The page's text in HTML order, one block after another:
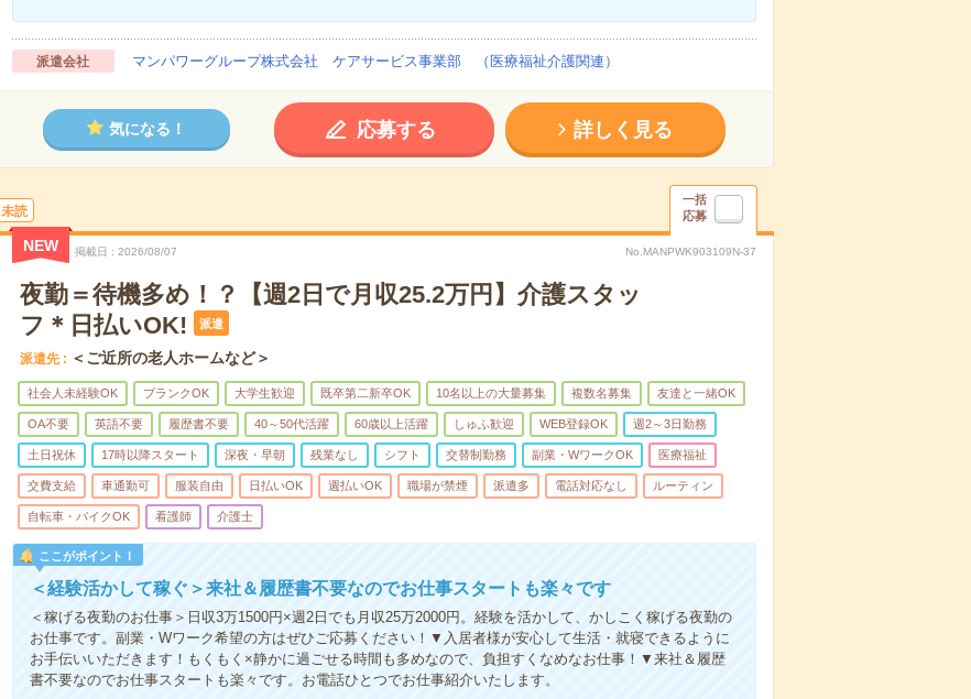
派遣会社 マンパワーグループ株式会社 ケアサービス事業部 （医療福祉介護関連）
気になる！ 応募する 詳しく見る
未読
一括
応募
NEW 掲載日 2026/08/07 No.MANPWK903109N-37
夜勤＝待機多め！？【週2日で月収25.2万円】介護スタッ
フ＊日払いOK!
派遣
派遣先 ＜ご近所の老人ホームなど＞
社会人未経験OK ブランクOK 大学生歓迎 既卒第二新卒OK 10名以上の大量募集 複数名募集 友達と一緒OK
OA不要 英語不要 履歴書不要 40～50代活躍 60歳以上活躍 しゅふ歓迎 WEB登録OK 週2～3日勤務
土日祝休 17時以降スタート 深夜・早朝 残業なし シフト 交替制勤務 副業・WワークOK 医療福祉
交費支給 車通勤可 服装自由 日払いOK 週払いOK 職場が禁煙 派遣多 電話対応なし ルーティン
自転車・バイクOK 看護師 介護士
ここがポイント！
＜経験活かして稼ぐ＞来社＆履歴書不要なのでお仕事スタートも楽々です
＜稼げる夜勤のお仕事＞日収3万1500円×週2日でも月収25万2000円。経験を活かして、かしこく稼げる夜勤の
お仕事です。副業・Wワーク希望の方はぜひご応募ください！▼入居者様が安心して生活・就寝できるように
お手伝いいただきます！もくもく×静かに過ごせる時間も多めなので、負担すくなめなお仕事！▼来社＆履歴
書不要なのでお仕事スタートも楽々です。お電話ひとつでお仕事紹介いたします。